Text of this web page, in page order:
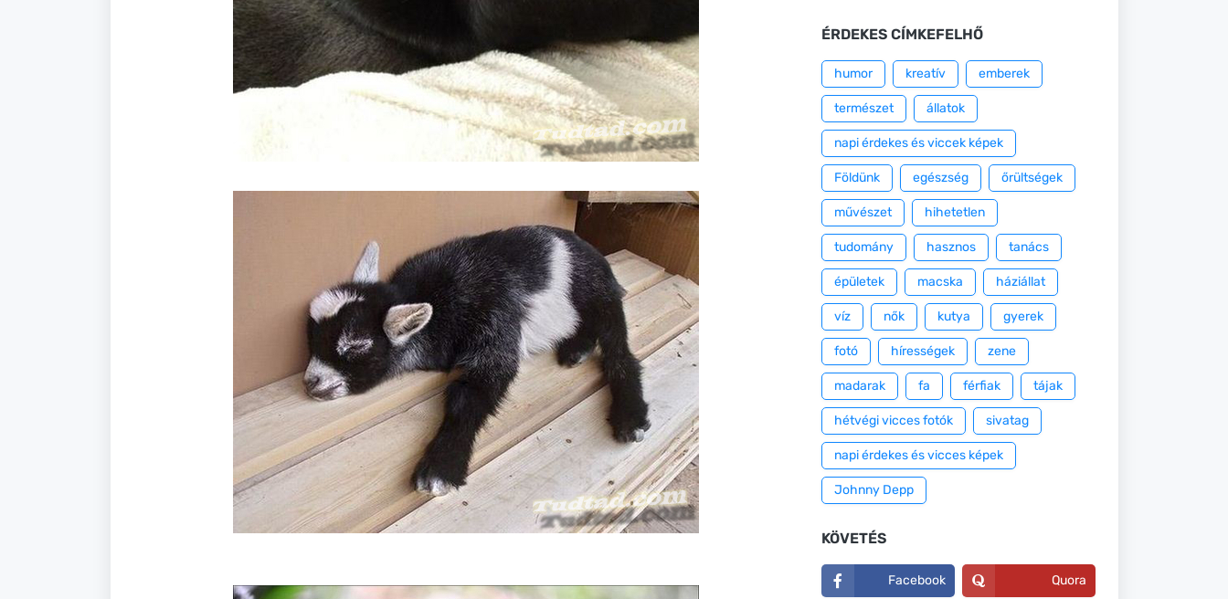
ÉRDEKES CÍMKEFELHŐ
humor kreatív emberek
természet állatok
napi érdekes és viccek képek
Földünk egészség őrültségek
művészet hihetetlen
tudomány hasznos tanács
épületek macska háziállat
víz nők kutya gyerek
fotó hírességek zene
madarak fa férfiak tájak
hétvégi vicces fotók sivatag
napi érdekes és vicces képek
Johnny Depp
KÖVETÉS
Facebook Quora